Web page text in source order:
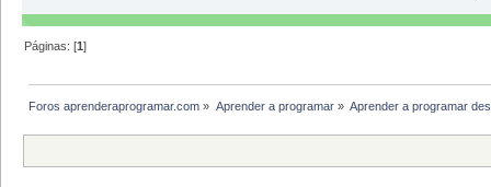
Páginas: [1]
Foros aprenderaprogramar.com » Aprender a programar» Aprender a programar